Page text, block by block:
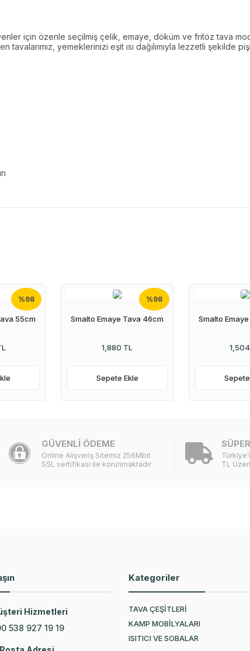
için özenle seçilmiş çelik, emaye, döküm ve fritöz tava
tavalarımız, yemeklerinizi eşit ısı dağılımıyla lezzetli şekilde
%98
55cm
%98
Smalto Emaye Tava 46cm
1,880 TL
Sepete Ekle
Smalto
GÜVENLİ ÖDEME
Online Alışveriş Sitemiz 256Mbit
SSL sertifikası ile korunmaktadır
TL
Hizmetleri
538 927 19 19
Kategoriler
TAVA ÇEŞİTLERİ
KAMP MOBİLYALARI
ISITICI VE SOBALAR